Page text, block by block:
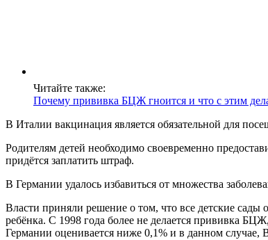
Читайте также:
Почему прививка БЦЖ гноится и что с этим
В Италии вакцинация является обязательной для
Родителям детей необходимо своевременно
придётся заплатить штраф.
В Германии удалось избавиться от множества
Власти приняли решение о том, что все детские сады
ребёнка. С 1998 года более не делается прививка
Германии оценивается ниже 0,1% и в данном